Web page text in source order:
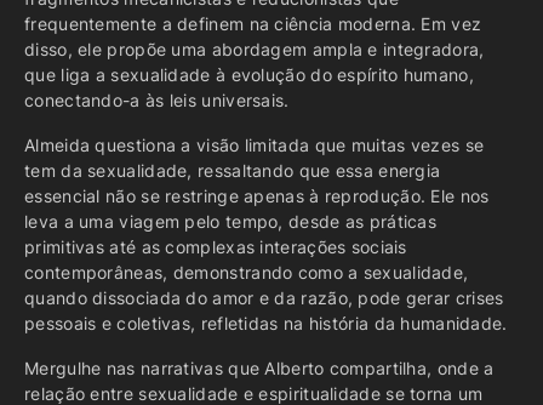
frequentemente a definem na ciência moderna. Em vez
disso, ele propõe uma abordagem ampla e integradora,
que liga a sexualidade à evolução do espírito humano,
conectando-a às leis universais.
Almeida questiona a visão limitada que muitas vezes se
tem da sexualidade, ressaltando que essa energia
essencial não se restringe apenas à reprodução. Ele nos
leva a uma viagem pelo tempo, desde as práticas
primitivas até as complexas interações sociais
contemporâneas, demonstrando como a sexualidade,
quando dissociada do amor e da razão, pode gerar crises
pessoais e coletivas, refletidas na história da humanidade.
Mergulhe nas narrativas que Alberto compartilha, onde a
relação entre sexualidade e espiritualidade se torna um